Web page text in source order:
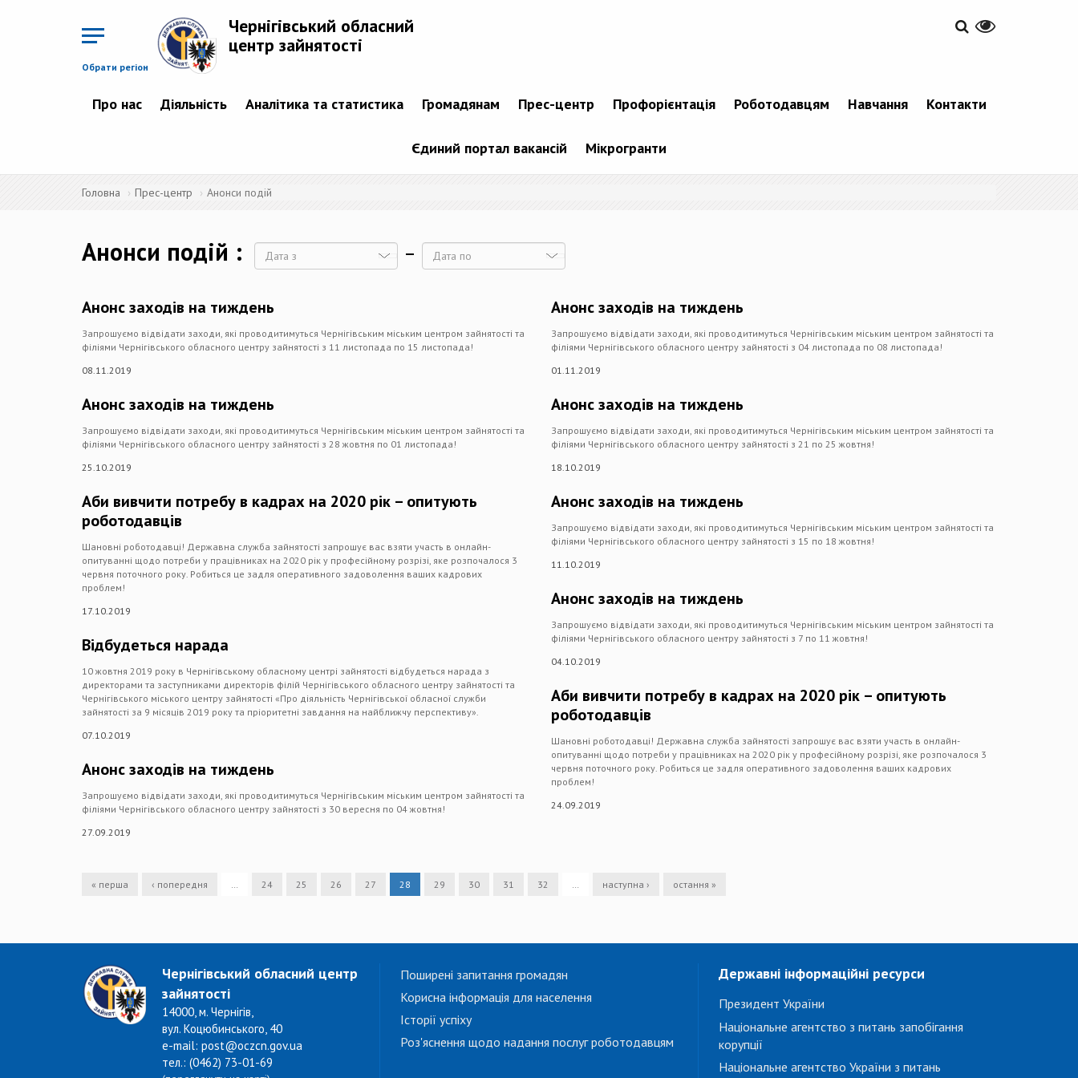
Обрати регіон
Чернігівський обласний
центр зайнятості
Про нас Діяльність Аналітика та статистика Громадянам Прес-центр Профорієнтація Роботодавцям Навчання Контакти
Єдиний портал вакансій Мікрогранти
Головна Прес-центр Анонси подій
Анонси подій
Анонс заходів на тиждень
Запрошуємо відвідати заходи, які проводитимуться Чернігівським міським центром зайнятості та
філіями Чернігівського обласного центру зайнятості з 11 листопада по 15 листопада!
08.11.2019
Анонс заходів на тиждень
Запрошуємо відвідати заходи, які проводитимуться Чернігівським міським центром зайнятості та
філіями Чернігівського обласного центру зайнятості з 28 жовтня по 01 листопада!
25.10.2019
Аби вивчити потребу в кадрах на 2020 рік – опитують
роботодавців
Шановні роботодавці! Державна служба зайнятості запрошує вас взяти участь в онлайн-
опитуванні щодо потреби у працівниках на 2020 рік у професійному розрізі, яке розпочалося 3
червня поточного року. Робиться це задля оперативного задоволення ваших кадрових
проблем!
17.10.2019
Відбудеться нарада
10 жовтня 2019 року в Чернігівському обласному центрі зайнятості відбудеться нарада з
директорами та заступниками директорів філій Чернігівського обласного центру зайнятості та
Чернігівського міського центру зайнятості «Про діяльність Чернігівської обласної служби
зайнятості за 9 місяців 2019 року та пріоритетні завдання на найближчу перспективу».
07.10.2019
Анонс заходів на тиждень
Запрошуємо відвідати заходи, які проводитимуться Чернігівським міським центром зайнятості та
філіями Чернігівського обласного центру зайнятості з 30 вересня по 04 жовтня!
27.09.2019
Анонс заходів на тиждень
Запрошуємо відвідати заходи, які проводитимуться Чернігівським міським центром зайнятості та
філіями Чернігівського обласного центру зайнятості з 04 листопада по 08 листопада!
01.11.2019
Анонс заходів на тиждень
Запрошуємо відвідати заходи, які проводитимуться Чернігівським міським центром зайнятості та
філіями Чернігівського обласного центру зайнятості з 21 по 25 жовтня!
18.10.2019
Анонс заходів на тиждень
Запрошуємо відвідати заходи, які проводитимуться Чернігівським міським центром зайнятості та
філіями Чернігівського обласного центру зайнятості з 15 по 18 жовтня!
11.10.2019
Анонс заходів на тиждень
Запрошуємо відвідати заходи, які проводитимуться Чернігівським міським центром зайнятості та
філіями Чернігівського обласного центру зайнятості з 7 по 11 жовтня!
04.10.2019
Аби вивчити потребу в кадрах на 2020 рік – опитують
роботодавців
Шановні роботодавці! Державна служба зайнятості запрошує вас взяти участь в онлайн-
опитуванні щодо потреби у працівниках на 2020 рік у професійному розрізі, яке розпочалося 3
червня поточного року. Робиться це задля оперативного задоволення ваших кадрових
проблем!
24.09.2019
« перша ‹ попередня 24 25 26 27 28 29 30 31 32 наступна › остання »
Чернігівський обласний центр
зайнятості
14000, м. Чернігів,
вул. Коцюбинського, 40
e-mail: post@oczcn.gov.ua
тел.: (0462) 73-01-69
Поширені запитання громадян
Корисна інформація для населення
Історії успіху
Роз'яснення щодо надання послуг роботодавцям
Державні інформаційні ресурси
Президент України
Національне агентство з питань запобігання
корупції
Національне агентство України з питань